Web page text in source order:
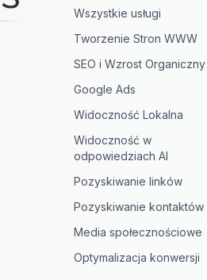
Wszystkie usługi
Tworzenie Stron WWW
SEO i Wzrost Organiczny
Google Ads
Widoczność Lokalna
Widoczność w
odpowiedziach AI
Pozyskiwanie linków
Pozyskiwanie kontaktów
Media społecznościowe
Optymalizacja konwersji